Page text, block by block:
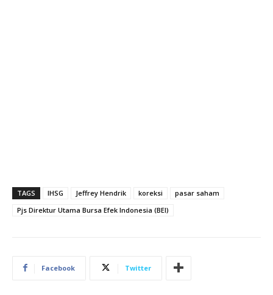
TAGS IHSG Jeffrey Hendrik koreksi
pasar saham
Pjs Direktur Utama Bursa Efek Indonesia (BEI)
Facebook Twitter